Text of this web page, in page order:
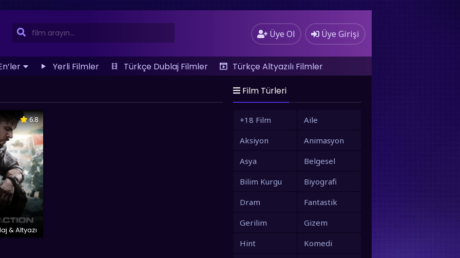
Üye Ol Üye Girişi
Yerli Filmler Türkçe Dublaj Filmler
Türkçe Altyazılı Filmler
6.8
& Altyazı
Film Türleri
+18 Film
Aile
Aksiyon
Animasyon
Asya
Belgesel
Bilim Kurgu
Biyografi
Dram
Fantastik
Gerilim
Gizem
Hint
Komedi